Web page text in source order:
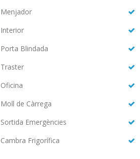
Menjador
Interior
Porta Blindada
Traster
Oficina
Moll de Càrrega
Sortida Emergències
Cambra Frigorífica